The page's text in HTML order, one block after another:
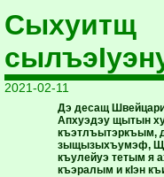
Сыхуитщ
2021-02-11
Дэ десащ
Апхуэдэу щытын
къэтлъытэркъым,
зыщызыхъумэф,
къулейуэ тетым я
къэралым и кIэн